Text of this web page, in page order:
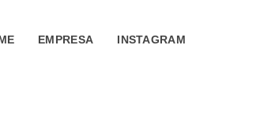
EMPRESA INSTAGRAM